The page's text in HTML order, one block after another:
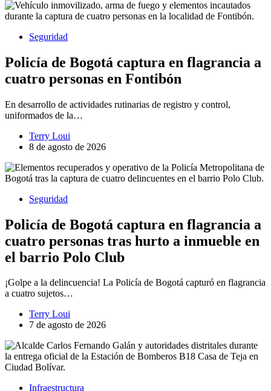
Seguridad
Policía de Bogotá captura en flagrancia a
cuatro personas en Fontibón
En desarrollo de actividades rutinarias de registro y control,
uniformados de la…
Terry Loui
8 de agosto de 2026
Seguridad
Policía de Bogotá captura en flagrancia a
cuatro personas tras hurto a inmueble en
el barrio Polo Club
¡Golpe a la delincuencia! La Policía de Bogotá capturó en flagrancia
a cuatro sujetos…
Terry Loui
7 de agosto de 2026
Infraestructura